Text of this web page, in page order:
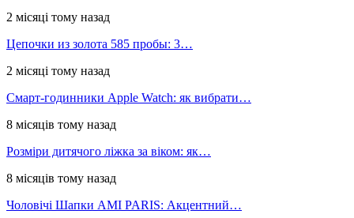
2 місяці тому назад
Цепочки из золота 585 пробы: 3…
2 місяці тому назад
Смарт-годинники Apple Watch: як вибрати…
8 місяців тому назад
Розміри дитячого ліжка за віком: як…
8 місяців тому назад
Чоловічі Шапки AMI PARIS: Акцентний…